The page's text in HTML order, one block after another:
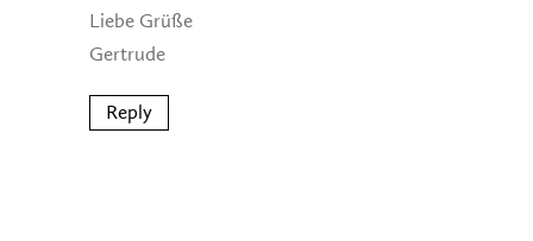
Liebe Grüße
Gertrude
Reply